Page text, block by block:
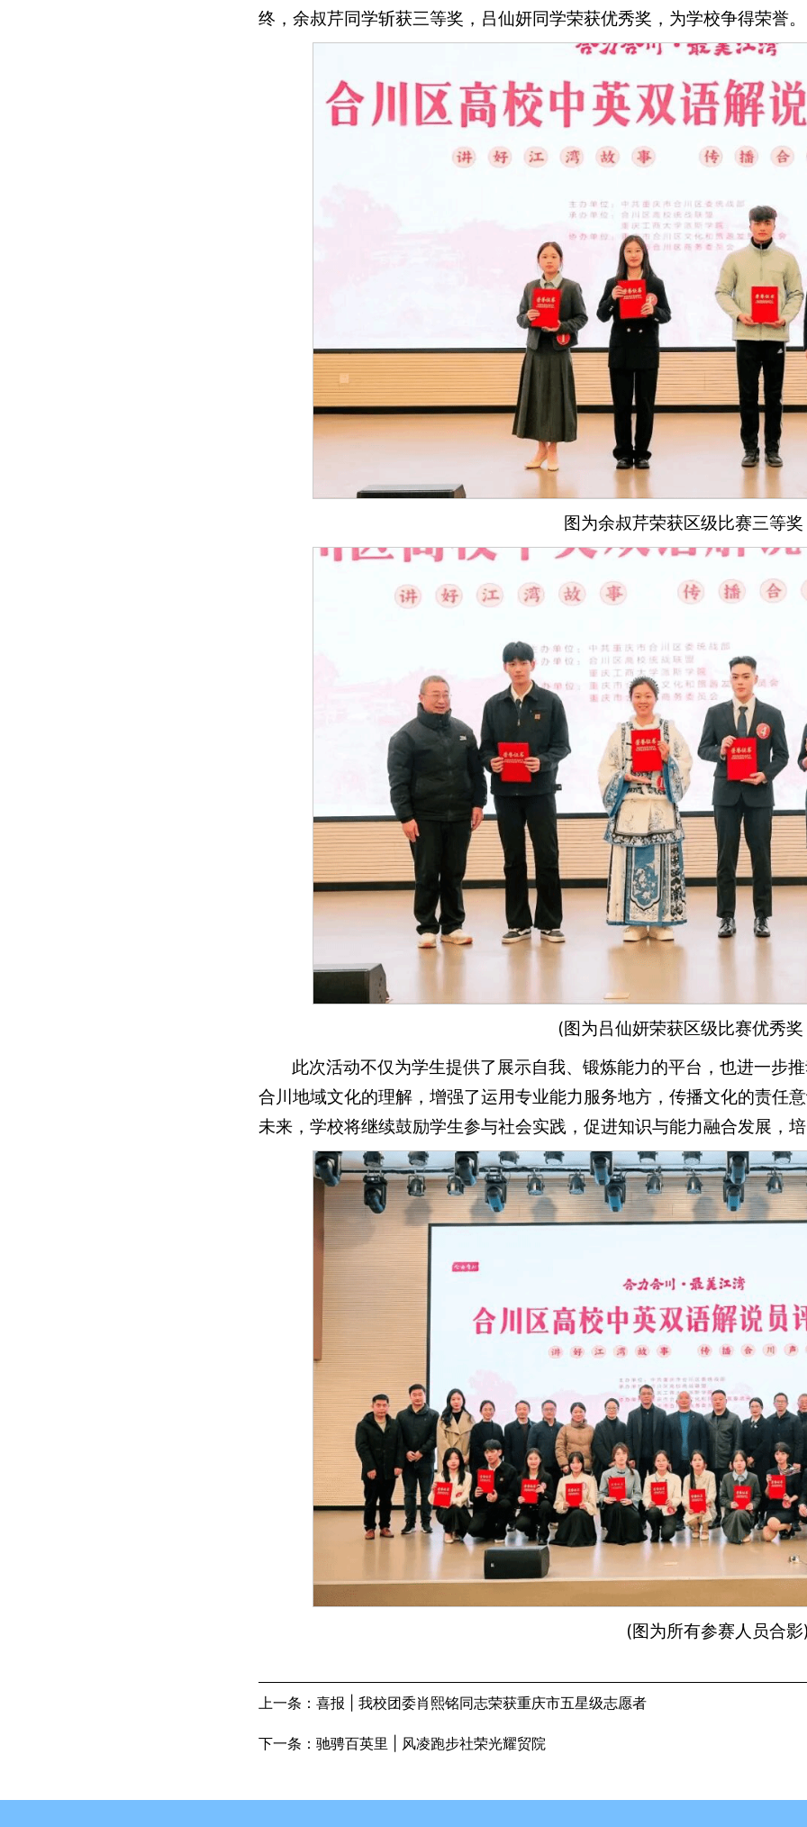
终，余叔芹同学斩获三等奖，吕仙妍同学荣获优秀奖，为学校争得荣誉。
图为余叔芹荣获区级比赛三等
(图为吕仙妍荣获区级比赛优秀
此次活动不仅为学生提供了展示自我、锻炼能力的平台，也进一步
合川地域文化的理解，增强了运用专业能力服务地方，传播文化的责任
未来，学校将继续鼓励学生参与社会实践，促进知识与能力融合发展，
(图为所有参赛人员合
上一条：喜报 | 我校团委肖熙铭同志荣获重庆市五星级志愿者
下一条：驰骋百英里 | 风凌跑步社荣光耀贸院